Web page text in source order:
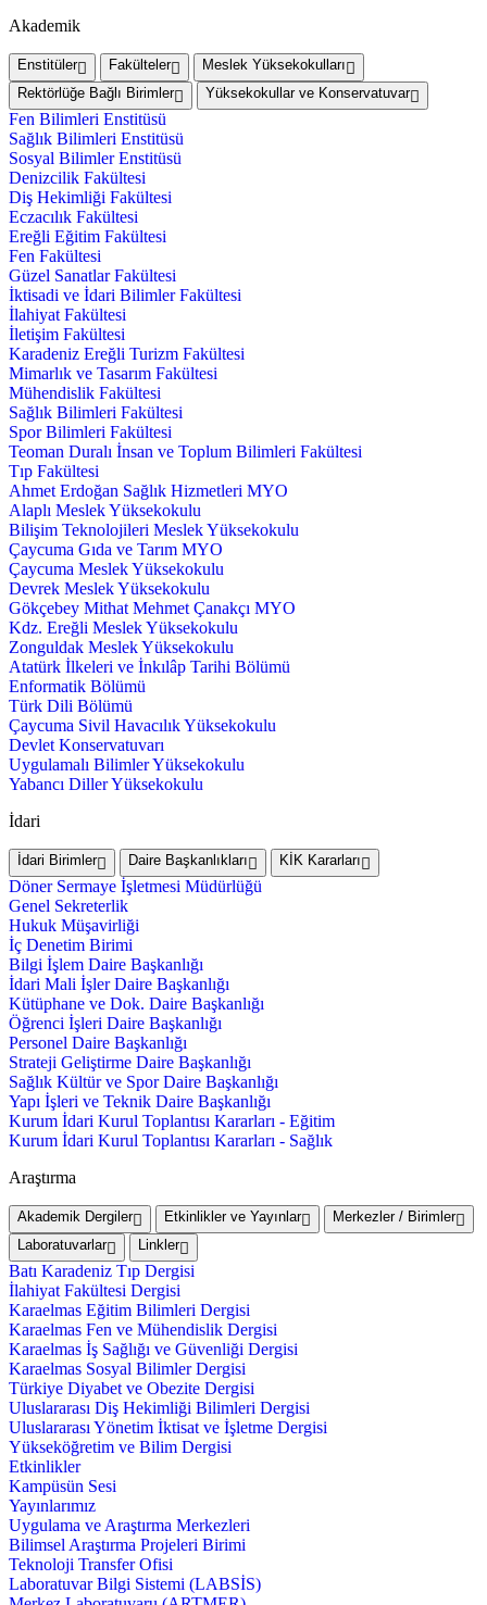
Akademik
Enstitüler Fakülteler
Meslek Yüksekokulları
Rektörlüğe Bağlı Birimler
Yüksekokullar ve Konservatuvar
Fen Bilimleri Enstitüsü
Sağlık Bilimleri Enstitüsü
Sosyal Bilimler Enstitüsü
Denizcilik Fakültesi
Diş Hekimliği Fakültesi
Eczacılık Fakültesi
Ereğli Eğitim Fakültesi
Fen Fakültesi
Güzel Sanatlar Fakültesi
İktisadi ve İdari Bilimler Fakültesi
İlahiyat Fakültesi
İletişim Fakültesi
Karadeniz Ereğli Turizm Fakültesi
Mimarlık ve Tasarım Fakültesi
Mühendislik Fakültesi
Sağlık Bilimleri Fakültesi
Spor Bilimleri Fakültesi
Teoman Duralı İnsan ve Toplum Bilimleri Fakültesi
Tıp Fakültesi
Ahmet Erdoğan Sağlık Hizmetleri MYO
Alaplı Meslek Yüksekokulu
Bilişim Teknolojileri Meslek Yüksekokulu
Çaycuma Gıda ve Tarım MYO
Çaycuma Meslek Yüksekokulu
Devrek Meslek Yüksekokulu
Gökçebey Mithat Mehmet Çanakçı MYO
Kdz. Ereğli Meslek Yüksekokulu
Zonguldak Meslek Yüksekokulu
Atatürk İlkeleri ve İnkılâp Tarihi Bölümü
Enformatik Bölümü
Türk Dili Bölümü
Çaycuma Sivil Havacılık Yüksekokulu
Devlet Konservatuvarı
Uygulamalı Bilimler Yüksekokulu
Yabancı Diller Yüksekokulu
İdari
İdari Birimler Daire Başkanlıkları KİK Kararları
Döner Sermaye İşletmesi Müdürlüğü
Genel Sekreterlik
Hukuk Müşavirliği
İç Denetim Birimi
Bilgi İşlem Daire Başkanlığı
İdari Mali İşler Daire Başkanlığı
Kütüphane ve Dok. Daire Başkanlığı
Öğrenci İşleri Daire Başkanlığı
Personel Daire Başkanlığı
Strateji Geliştirme Daire Başkanlığı
Sağlık Kültür ve Spor Daire Başkanlığı
Yapı İşleri ve Teknik Daire Başkanlığı
Kurum İdari Kurul Toplantısı Kararları - Eğitim
Kurum İdari Kurul Toplantısı Kararları - Sağlık
Araştırma
Akademik Dergiler Etkinlikler ve Yayınlar
Merkezler / Birimler
Laboratuvarlar
Linkler
Batı Karadeniz Tıp Dergisi
İlahiyat Fakültesi Dergisi
Karaelmas Eğitim Bilimleri Dergisi
Karaelmas Fen ve Mühendislik Dergisi
Karaelmas İş Sağlığı ve Güvenliği Dergisi
Karaelmas Sosyal Bilimler Dergisi
Türkiye Diyabet ve Obezite Dergisi
Uluslararası Diş Hekimliği Bilimleri Dergisi
Uluslararası Yönetim İktisat ve İşletme Dergisi
Yükseköğretim ve Bilim Dergisi
Etkinlikler
Kampüsün Sesi
Yayınlarımız
Uygulama ve Araştırma Merkezleri
Bilimsel Araştırma Projeleri Birimi
Teknoloji Transfer Ofisi
Laboratuvar Bilgi Sistemi (LABSİS)